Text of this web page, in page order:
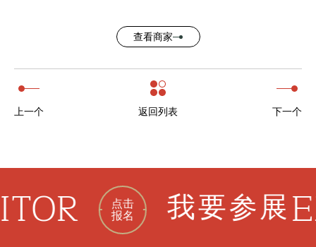
查看商家
上一个 返回列表 下一个
点击
报名
我要参展